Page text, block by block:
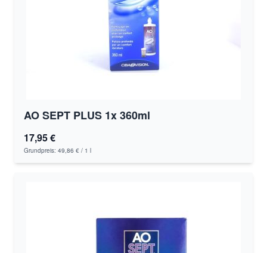
AO SEPT PLUS 1x 360ml
17,95 €
Grundpreis: 49,86 € / 1 l